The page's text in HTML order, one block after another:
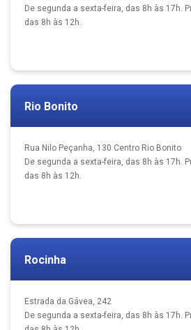
De segunda a sexta-feira, das 8h às 17h.
das 8h às 12h.
Rio Bonito
Rua Nilo Peçanha, 130 Centro Rio Bonito
De segunda a sexta-feira, das 8h às 17h.
das 8h às 12h.
Rocinha
Estrada da Gávea, 242
De segunda a sexta-feira, das 8h às 17h.